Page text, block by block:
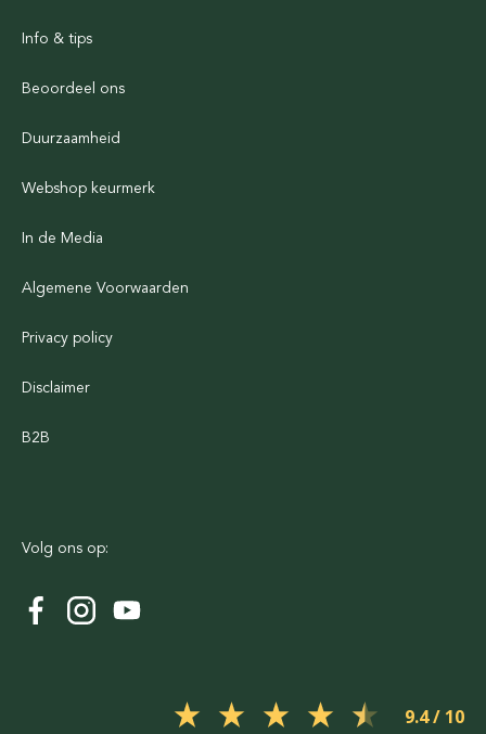
Info & tips
Beoordeel ons
Duurzaamheid
Webshop keurmerk
In de Media
Algemene Voorwaarden
Privacy policy
Disclaimer
B2B
Volg ons op:
9.4